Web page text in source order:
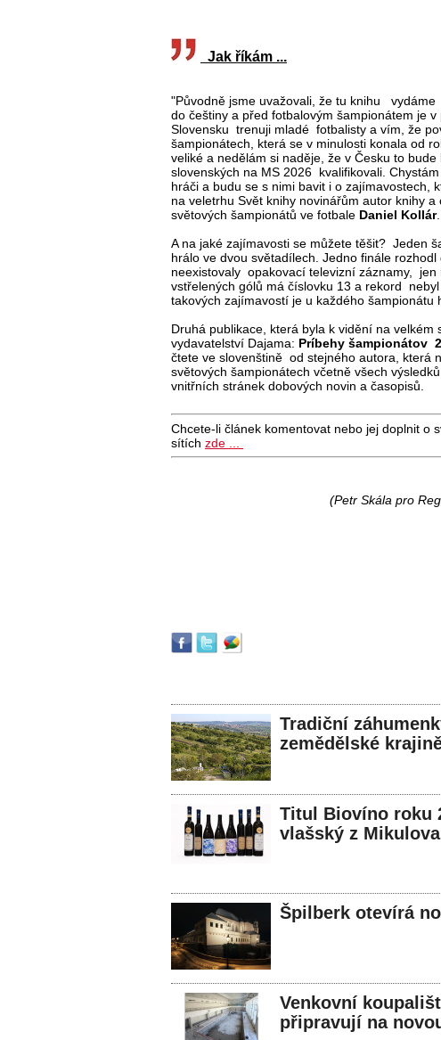
Jak říkám ...
"Původně jsme uvažovali, že tu knihu
do češtiny a před fotbalovým šampionátem je
Slovensku trenuji mladé fotbalisty a vím, že
šampionátech, která se v minulosti konala od
veliké a nedělám si naděje, že v Česku to
slovenských na MS 2026 kvalifikovali.
hráči a budu se s nimi bavit i o zajímavostech,
na veletrhu Svět knihy novinářům autor knihy
světových šampionátů ve fotbale Daniel Kollár.
A na jaké zajímavosti se můžete těšit? Jeden
hrálo ve dvou světadílech. Jedno finále
neexistovaly opakovací televizní záznamy,
vstřelených gólů má číslovku 13 a rekord
takových zajímavostí je u každého šampionátu
Druhá publikace, která byla k vidění na
vydavatelství Dajama: Príbehy šampionátov
čtete ve slovenštině od stejného autora, která
světových šampionátech včetně všech
vnitřních stránek dobových novin a časopisů.
Chcete-li článek komentovat nebo jej doplnit o
sítích zde ...
(Petr Skála pro
Tradiční
zemědělské
Titul Biovíno roku
vlašský z Mikulova
Špilberk otevírá
Venkovní
připravují na